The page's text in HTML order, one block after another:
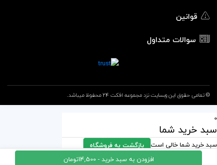
افزودن به سبد خرید -14,500تومان
قوانین
سوالات متداول
© تمامی حقوق این وبسایت نزد مجموعه افکت 24 محفوظ میباشد.
0
سبد خرید شما
سبد خرید شما خالی است بازگشت به فروشگاه